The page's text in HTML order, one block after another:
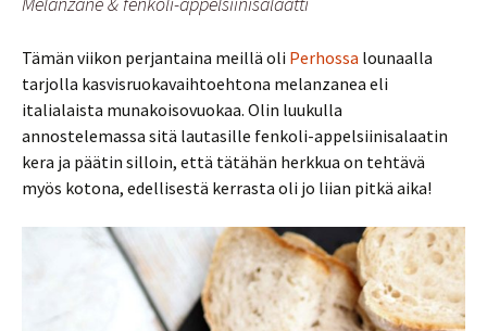
Tämän viikon perjantaina meillä oli Perhossa lounaalla
tarjolla kasvisruokavaihtoehtona melanzanea eli
italialaista munakoisovuokaa. Olin luukulla
annostelemassa sitä lautasille fenkoli-appelsiinisalaatin
kera ja päätin silloin, että tätähän herkkua on tehtävä
myös kotona, edellisestä kerrasta oli jo liian pitkä aika!